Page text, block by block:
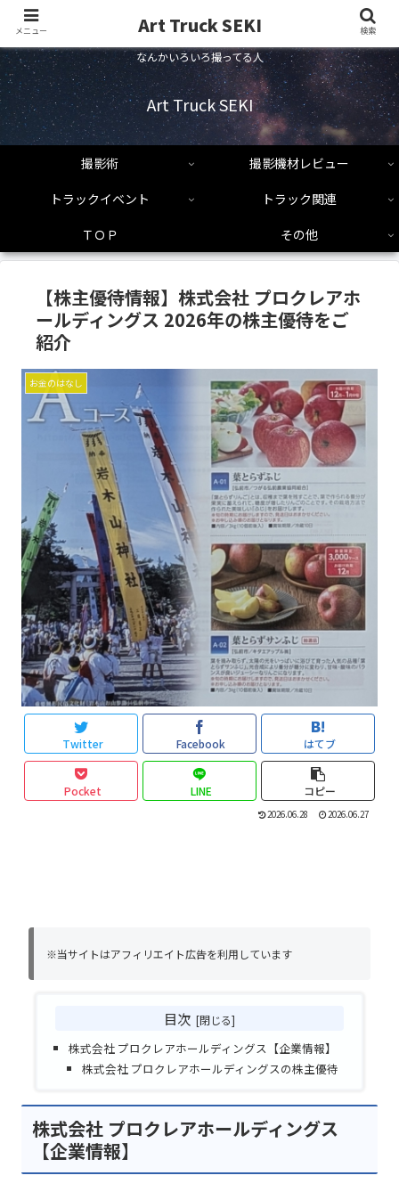
なんかいろいろ撮ってる人
Art Truck SEKI
撮影術
撮影機材レビュー
トラックイベント
トラック関連
ＴＯＰ
その他
【株主優待情報】株式会社 プロクレアホ
ールディングス 2026年の株主優待をご
紹介
お金のはなし
Twitter Facebook はてブ
Pocket LINE コピー
2026.06.28 2026.06.27
※当サイトはアフィリエイト広告を利用しています
目次
株式会社 プロクレアホールディングス【企業情報】
株式会社 プロクレアホールディングスの株主優待
株式会社 プロクレアホールディングス
【企業情報】
メニュー Art Truck SEKI 検索